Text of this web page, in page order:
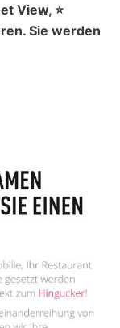
View, ⭐
Sie werden